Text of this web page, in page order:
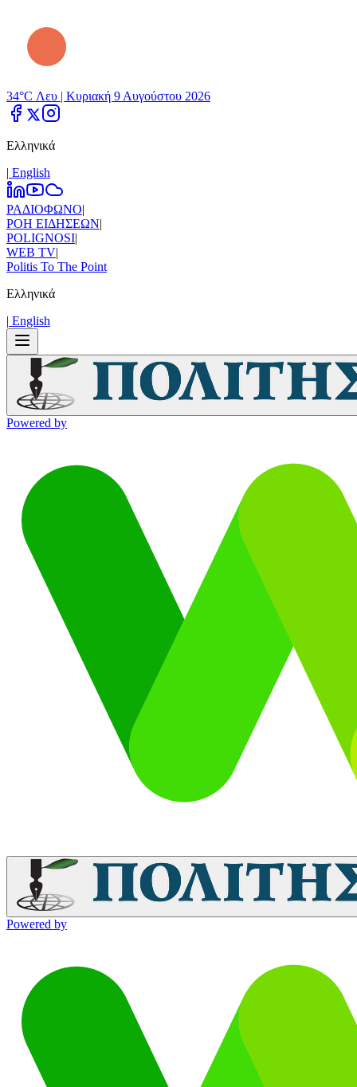
34°C Λευ | Κυριακή 9 Αυγούστου 2026
Ελληνικά
| Εnglish
ΡΑΔΙΟΦΩΝΟ|
ΡΟΗ ΕΙΔΗΣΕΩΝ|
POLIGNOSI|
WEB TV|
Politis To The Point
Ελληνικά
| Εnglish
Powered by
Powered by